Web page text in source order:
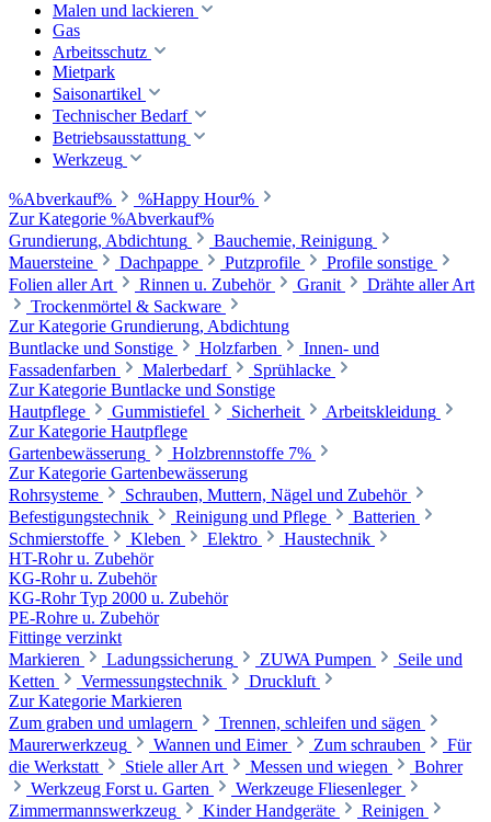
Malen und lackieren
Gas
Arbeitsschutz
Mietpark
Saisonartikel
Technischer Bedarf
Betriebsausstattung
Werkzeug
%Abverkauf%
%Happy Hour%
Zur Kategorie %Abverkauf%
Grundierung, Abdichtung
Bauchemie, Reinigung
Mauersteine
Dachpappe Putzprofile
Profile sonstige
Folien aller Art
Rinnen u. Zubehör Granit
Drähte aller Art
Trockenmörtel & Sackware
Zur Kategorie Grundierung, Abdichtung
Buntlacke und Sonstige
Holzfarben
Innen- und
Fassadenfarben
Malerbedarf
Sprühlacke
Zur Kategorie Buntlacke und Sonstige
Hautpflege
Gummistiefel Sicherheit
Arbeitskleidung
Zur Kategorie Hautpflege
Gartenbewässerung
Holzbrennstoffe 7%
Zur Kategorie Gartenbewässerung
Rohrsysteme
Schrauben, Muttern, Nägel und Zubehör
Befestigungstechnik
Reinigung und Pflege
Batterien
Schmierstoffe
Kleben Elektro
Haustechnik
HT-Rohr u. Zubehör
KG-Rohr u. Zubehör
KG-Rohr Typ 2000 u. Zubehör
PE-Rohre u. Zubehör
Fittinge verzinkt
Markieren
Ladungssicherung ZUWA Pumpen
Seile und
Ketten
Vermessungstechnik
Druckluft
Zur Kategorie Markieren
Zum graben und umlagern
Trennen, schleifen und sägen
Maurerwerkzeug
Wannen und Eimer Zum schrauben
Für
die Werkstatt
Stiele aller Art Messen und wiegen
Bohrer
Werkzeug Forst u. Garten
Werkzeuge Fliesenleger
Zimmermannswerkzeug
Kinder Handgeräte
Reinigen